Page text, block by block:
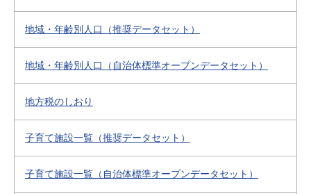
地域・年齢別人口（推奨データセット）
地域・年齢別人口（自治体標準オープンデータセット）
地方税のしおり
子育て施設一覧（推奨データセット）
子育て施設一覧（自治体標準オープンデータセット）